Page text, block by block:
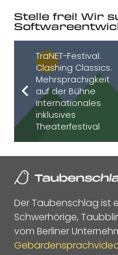
Stelle frei! Wir
TraNET-Festival:
Clashing Classics.
Mehrsprachigkeit
auf der Bühne
Internationales
inklusives
Theaterfestival
Der Taubenschlag ist
Schwerhörige,
vom Berliner